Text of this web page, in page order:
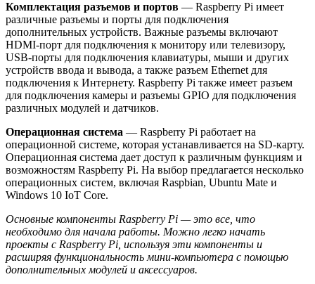
Комплектация разъемов и портов — Raspberry Pi имеет
различные разъемы и порты для подключения
дополнительных устройств. Важные разъемы включают
HDMI-порт для подключения к монитору или телевизору,
USB-порты для подключения клавиатуры, мыши и других
устройств ввода и вывода, а также разъем Ethernet для
подключения к Интернету. Raspberry Pi также имеет разъем
для подключения камеры и разъемы GPIO для подключения
различных модулей и датчиков.
Операционная система — Raspberry Pi работает на
операционной системе, которая устанавливается на SD-карту.
Операционная система дает доступ к различным функциям и
возможностям Raspberry Pi. На выбор предлагается несколько
операционных систем, включая Raspbian, Ubuntu Mate и
Windows 10 IoT Core.
Основные компоненты Raspberry Pi — это все, что
необходимо для начала работы. Можно легко начать
проекты с Raspberry Pi, используя эти компоненты и
расширяя функциональность мини-компьютера с помощью
дополнительных модулей и аксессуаров.